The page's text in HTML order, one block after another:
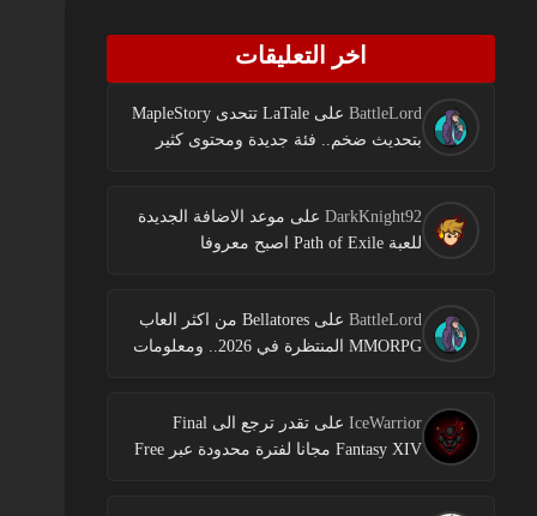
اخر التعليقات
BattleLord على
LaTale تتحدى MapleStory
بتحديث ضخم.. فئة جديدة ومحتوى كثير
DarkKnight92 على موعد الاضافة الجديدة
للعبة Path of Exile اصبح معروفا
BattleLord على
Bellatores من اكثر العاب
MMORPG المنتظرة في 2026.. ومعلومات
IceWarrior على
تقدر ترجع الى Final
Fantasy XIV مجانا لفترة محدودة عبر Free